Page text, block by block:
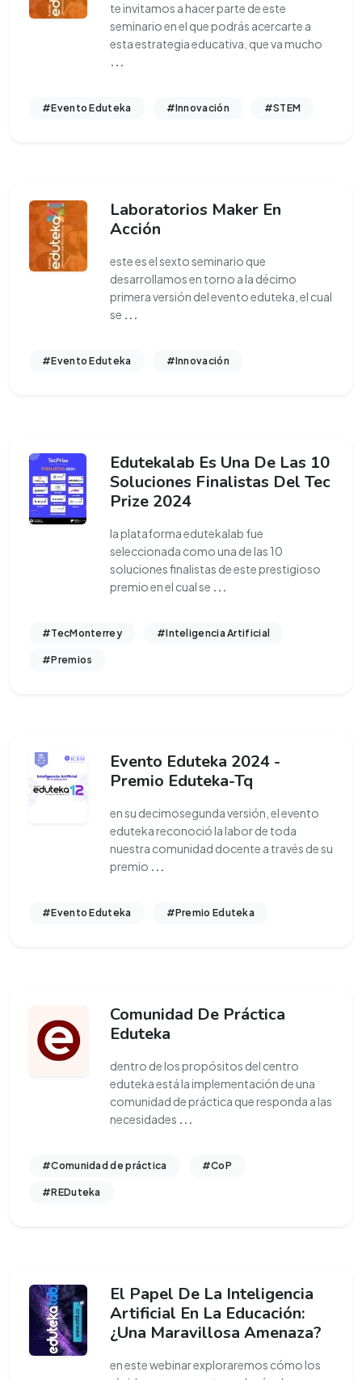
te invitamos a hacer parte de este
seminario en el que podrás acercarte a
esta estrategia educativa, que va mucho
...
#Evento Eduteka #Innovación #STEM
Laboratorios Maker En
Acción
este es el sexto seminario que
desarrollamos en torno a la décimo
primera versión del evento eduteka, el cual
se ...
#Evento Eduteka #Innovación
Edutekalab Es Una De Las 10
Soluciones Finalistas Del Tec
Prize 2024
la plataforma edutekalab fue
seleccionada como una de las 10
soluciones finalistas de este prestigioso
premio en el cual se ...
#TecMonterrey #Inteligencia Artificial
#Premios
Evento Eduteka 2024 -
Premio Eduteka-Tq
en su decimosegunda versión, el evento
eduteka reconoció la labor de toda
nuestra comunidad docente a través de su
premio ...
#Evento Eduteka #Premio Eduteka
Comunidad De Práctica
Eduteka
dentro de los propósitos del centro
eduteka está la implementación de una
comunidad de práctica que responda a las
necesidades ...
#Comunidad de práctica #CoP
#REDuteka
El Papel De La Inteligencia
Artificial En La Educación:
¿Una Maravillosa Amenaza?
en este webinar exploraremos cómo los